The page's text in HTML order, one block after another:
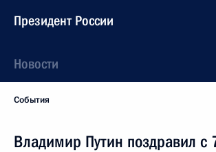
Президент России
Новости
События
Владимир Путин поздравил с